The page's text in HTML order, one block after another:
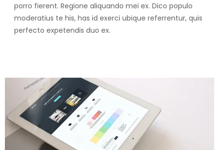
porro fierent. Regione aliquando mei ex. Dico populo
moderatius te his, has id exerci ubique referrentur, quis
perfecto expetendis duo ex.